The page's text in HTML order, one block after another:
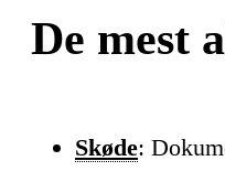
De mest
Skøde: